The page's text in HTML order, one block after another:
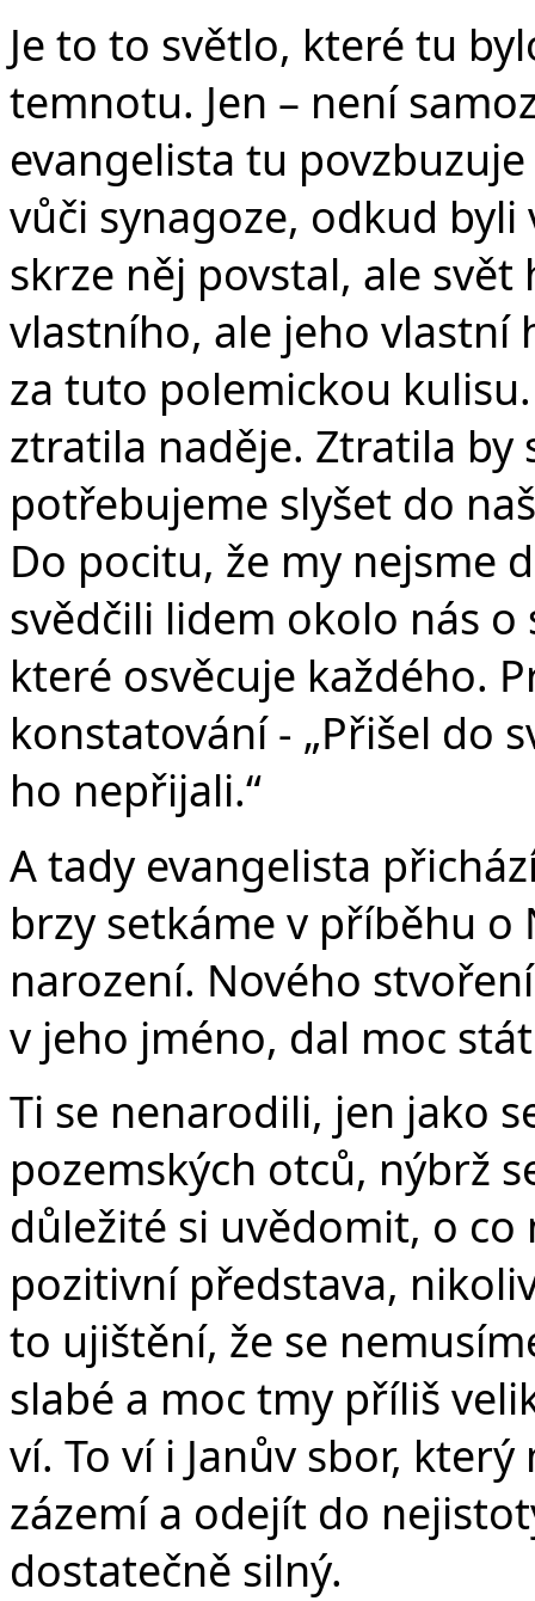
Je to to světlo, které tu
temnotu. Jen – není
evangelista tu
vůči synagoze, odkud byli
skrze něj povstal, ale
vlastního, ale jeho vlastní
za tuto polemickou
ztratila naděje. Ztratila by
potřebujeme slyšet do
Do pocitu, že my nejsme
svědčili lidem okolo nás
které osvěcuje každého.
konstatování - „Přišel do
ho nepřijali.“
A tady evangelista
brzy setkáme v příběhu o
narození. Nového
v jeho jméno, dal moc
Ti se nenarodili, jen jako
pozemských otců, nýbrž
důležité si uvědomit, o
pozitivní představa,
to ujištění, že se
slabé a moc tmy příliš
ví. To ví i Janův sbor,
zázemí a odejít do
dostatečně silný.